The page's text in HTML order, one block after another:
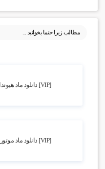
مطالب زیرا حتما بخوانید ...
[VIP] دانلود ماد هیوندای النترا 2024 برای فایوام
[VIP] دانلود ماد موتورسیکلت پلیس برای فایوام